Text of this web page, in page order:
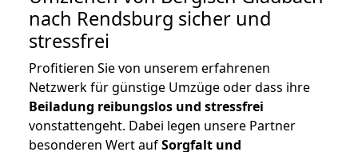
nach Rendsburg sicher und
stressfrei
Profitieren Sie von unserem erfahrenen
Netzwerk für günstige Umzüge oder dass ihre
Beiladung reibungslos und stressfrei
vonstattengeht. Dabei legen unsere Partner
besonderen Wert aufSorgfalt und